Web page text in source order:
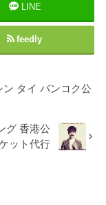
LINE
feedly
タイ バンコク公
グ 香港公
ット代行